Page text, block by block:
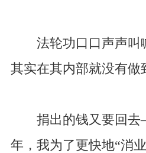
法轮功口口声声叫喊
其实在其内部就没有做
捐出的钱又要回去
年，我为了更快地“消